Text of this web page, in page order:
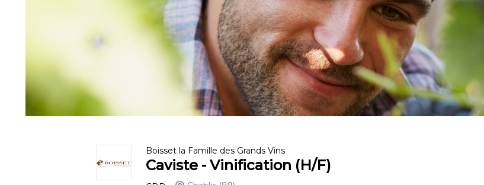
Boisset la Famille des Grands Vins
Caviste - Vinification (H/F)